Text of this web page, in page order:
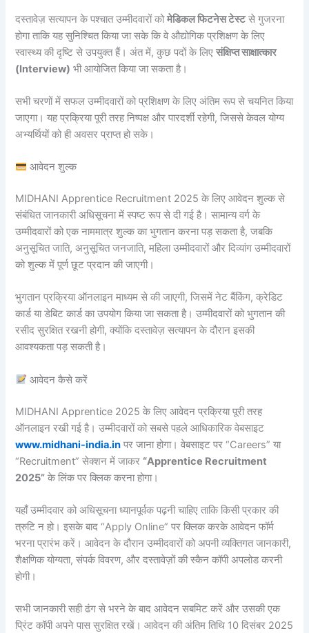
दस्तावेज़ सत्यापन के पश्चात उम्मीदवारों कोमेडिकल फिटनेस टेस्टसे गुजरना
होगा ताकि यह सुनिश्चित किया जा सके कि वे औद्योगिक प्रशिक्षण के लिए
स्वास्थ्य की दृष्टि से उपयुक्त हैं। अंत में, कुछ पदों के लिएसंक्षिप्त साक्षात्कार
(Interview) भी आयोजित किया जा सकता है।
सभी चरणों में सफल उम्मीदवारों को प्रशिक्षण के लिए अंतिम रूप से चयनित किया
जाएगा। यह प्रक्रिया पूरी तरह निष्पक्ष और पारदर्शी रहेगी, जिससे केवल योग्य
अभ्यर्थियों को ही अवसर प्राप्त हो सके।
आवेदन शुल्क
MIDHANI Apprentice Recruitment 2025 के लिए आवेदन शुल्क से
संबंधित जानकारी अधिसूचना में स्पष्ट रूप से दी गई है। सामान्य वर्ग के
उम्मीदवारों को एक नाममात्र शुल्क का भुगतान करना पड़ सकता है, जबकि
अनुसूचित जाति, अनुसूचित जनजाति, महिला उम्मीदवारों और दिव्यांग उम्मीदवारों
को शुल्क में पूर्ण छूट प्रदान की जाएगी।
भुगतान प्रक्रिया ऑनलाइन माध्यम से की जाएगी, जिसमें नेट बैंकिंग, क्रेडिट
कार्ड या डेबिट कार्ड का उपयोग किया जा सकता है। उम्मीदवारों को भुगतान की
रसीद सुरक्षित रखनी होगी, क्योंकि दस्तावेज़ सत्यापन के दौरान इसकी
आवश्यकता पड़ सकती है।
आवेदन कैसे करें
MIDHANI Apprentice 2025 के लिए आवेदन प्रक्रिया पूरी तरह
ऑनलाइन रखी गई है। उम्मीदवारों को सबसे पहले आधिकारिक वेबसाइट
www.midhani-india.in पर जाना होगा। वेबसाइट पर “Careers” या
“Recruitment” सेक्शन में जाकर “Apprentice Recruitment
2025” के लिंक पर क्लिक करना होगा।
यहाँ उम्मीदवार को अधिसूचना ध्यानपूर्वक पढ़नी चाहिए ताकि किसी प्रकार की
त्रुटि न हो। इसके बाद “Apply Online” पर क्लिक करके आवेदन फॉर्म
भरना प्रारंभ करें। आवेदन के दौरान उम्मीदवारों को अपनी व्यक्तिगत जानकारी,
शैक्षणिक योग्यता, संपर्क विवरण, और दस्तावेज़ों की स्कैन कॉपी अपलोड करनी
होगी।
सभी जानकारी सही ढंग से भरने के बाद आवेदन सबमिट करें और उसकी एक
प्रिंट कॉपी अपने पास सुरक्षित रखें। आवेदन की अंतिम तिथि 10 दिसंबर 2025